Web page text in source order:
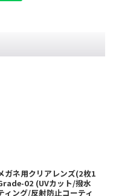
ガネ用クリアレンズ(2枚1
02 (UVカット/撥水
ィング/反射防止コーティ